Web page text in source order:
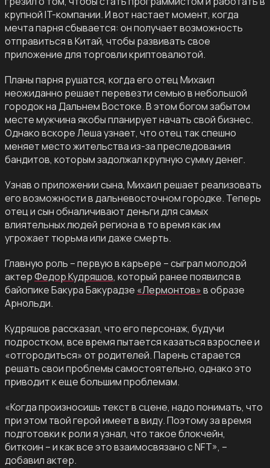
крупной IT-компании. И вот настает момент, когда
мечта парня сбывается: он получает возможность
отправиться в Китай, чтобы развивать свое
приложение для торговли криптовалютой.
Планы парня рушатся, когда его отец Михаил
неожиданно решает перевезти семью в небольшой
городок на Дальнем Востоке. В этом богом забытом
месте мужчина якобы планирует начать свой бизнес.
Однако вскоре Леша узнает, что отец так спешно
меняет место жительства из-за преследования
бандитов, которым задолжал крупную сумму денег.
Узнав о приложении сына, Михаил решает реализовать
его возможности в дальневосточном городке. Теперь
отец и сын обналичивают деньги для самых
влиятельных людей региона в то время как им
угрожает тюрьма или даже смерть.
Главную роль – первую в карьере – сыграл молодой
актерФедор Кудряшов, который ранее появился в
байопике Бакура Бакурадзе «Лермонтов» в образе
Арнольди.
Кудряшов рассказал, что его персонаж, будучи
подростком, все время пытается казаться взрослее и
«отгородиться» от родителей. Парень старается
решать свои проблемы самостоятельно, однако это
приводит к еще большим проблемам.
«Когда произносишь текст в сцене, надо понимать, что
при этом твой герой имеет в виду. Поэтому за время
подготовки к роли я узнал, что такое блокчейн,
биткоин – и как все это взаимосвязано с NFT», –
добавил актер.